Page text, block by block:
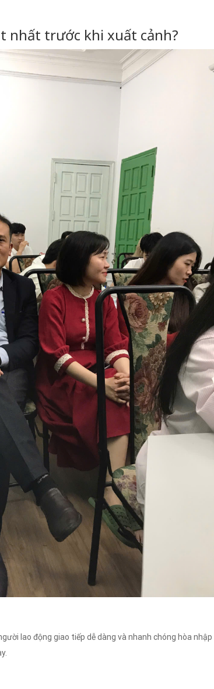
nhất trước khi xuất cảnh?
lao động giao tiếp dễ dàng và nhanh chóng hòa nhập